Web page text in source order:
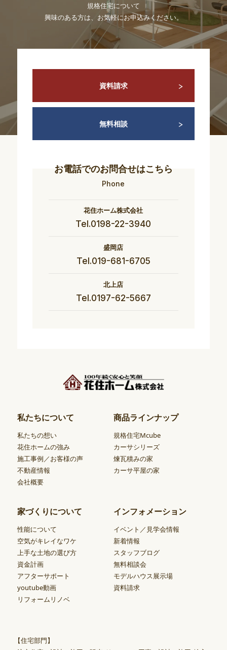
規格住宅について
興味のある方は、お気軽にお申込みください。
資料請求
無料相談
お電話でのお問合せはこちら
Phone
花住ホーム株式会社
Tel.0198-22-3940
盛岡店
Tel.019-681-6705
北上店
Tel.0197-62-5667
私たちについて
私たちの想い
花住ホームの強み
施工事例／お客様の声
不動産情報
会社概要
商品ラインナップ
規格住宅Mcube
カーサシリーズ
煉瓦積みの家
カーサ平屋の家
家づくりについて
性能について
空気がキレイなワケ
上手な土地の選び方
資金計画
アフターサポート
youtube動画
リフォームリノベ
インフォメーション
イベント／見学会情報
新着情報
スタッフブログ
無料相談会
モデルハウス展示場
資料請求
【住宅部門】